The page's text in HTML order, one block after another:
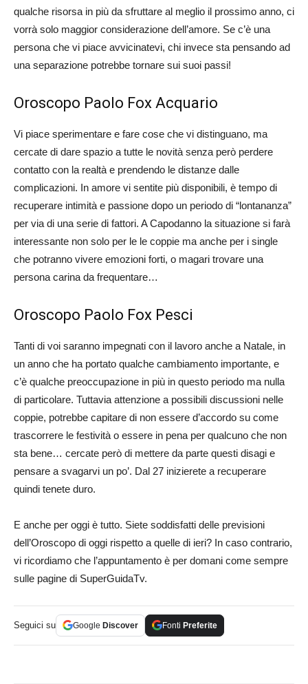
qualche risorsa in più da sfruttare al meglio il prossimo anno, ci
vorrà solo maggior considerazione dell’amore. Se c’è una
persona che vi piace avvicinatevi, chi invece sta pensando ad
una separazione potrebbe tornare sui suoi passi!
Oroscopo Paolo Fox Acquario
Vi piace sperimentare e fare cose che vi distinguano, ma
cercate di dare spazio a tutte le novità senza però perdere
contatto con la realtà e prendendo le distanze dalle
complicazioni. In amore vi sentite più disponibili, è tempo di
recuperare intimità e passione dopo un periodo di “lontananza”
per via di una serie di fattori. A Capodanno la situazione si farà
interessante non solo per le le coppie ma anche per i single
che potranno vivere emozioni forti, o magari trovare una
persona carina da frequentare…
Oroscopo Paolo Fox Pesci
Tanti di voi saranno impegnati con il lavoro anche a Natale, in
un anno che ha portato qualche cambiamento importante, e
c’è qualche preoccupazione in più in questo periodo ma nulla
di particolare. Tuttavia attenzione a possibili discussioni nelle
coppie, potrebbe capitare di non essere d’accordo su come
trascorrere le festività o essere in pena per qualcuno che non
sta bene… cercate però di mettere da parte questi disagi e
pensare a svagarvi un po’. Dal 27 inizierete a recuperare
quindi tenete duro.
E anche per oggi è tutto. Siete soddisfatti delle previsioni
dell’Oroscopo di oggi rispetto a quelle di ieri? In caso contrario,
vi ricordiamo che l’appuntamento è per domani come sempre
sulle pagine di SuperGuidaTv.
Seguici su Google Discover Fonti Preferite